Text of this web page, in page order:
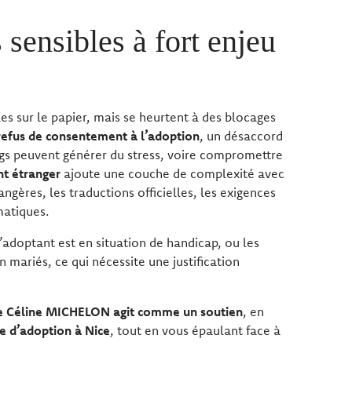
à fort enjeu
sur le papier, mais se heurtent à des blocages
de consentement à l’adoption, un désaccord
peuvent générer du stress, voire compromettre
étranger ajoute une couche de complexité avec
les traductions officielles, les exigences
est en situation de handicap, ou les
mariés, ce qui nécessite une justification
Céline MICHELON agit comme un soutien, en
d’adoption à Nice, tout en vous épaulant face à